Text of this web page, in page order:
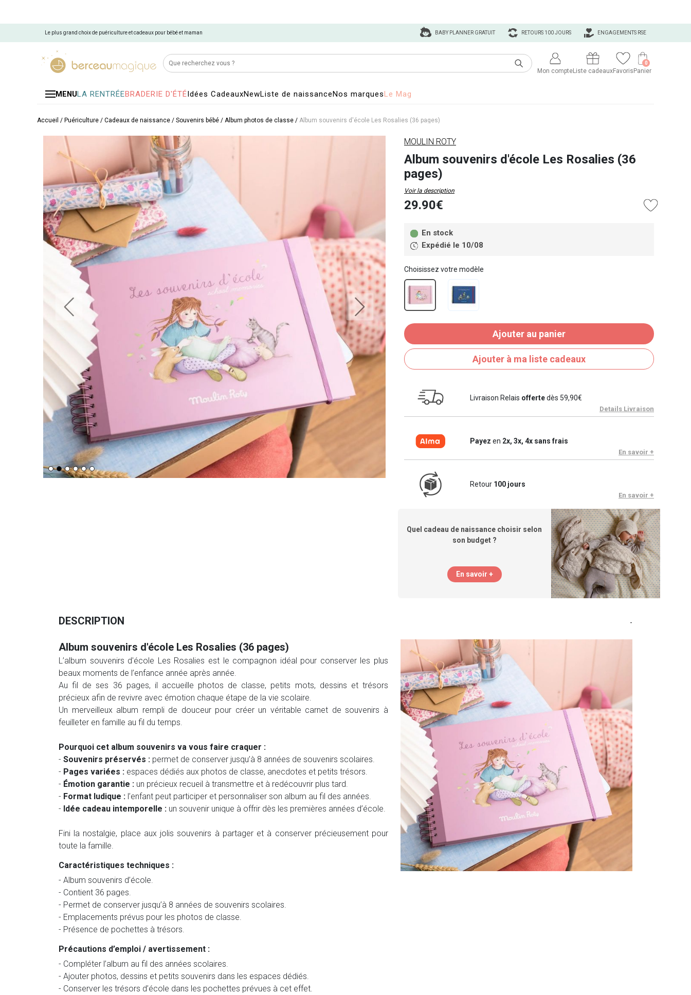
Le plus grand choix de puériculture et cadeaux pour bébé et maman ENGAGEMENTS RSE
RETOURS 100 JOURS
BABY PLANNER GRATUIT
Mon compteListe cadeauxFavoris Panier
0
MENULA RENTRÉEBRADERIE D'ÉTÉIdées CadeauxNewListe de naissanceNos marquesLe Mag
Accueil / Puériculture / Cadeaux de naissance / Souvenirs bébé / Album photos de classe / Album souvenirs d'école Les Rosalies (36 pages)
MOULIN ROTY
Album souvenirs d'école Les Rosalies (36
pages)
Voir la description
29.90€
En stock
Expédié le 10/08
Choisissez votre modèle
Ajouter au panier
Ajouter à ma liste cadeaux
Livraison Relais offertedès 59,90€
Details Livraison
Payez en 2x, 3x, 4x sans frais
En savoir +
Retour 100 jours
En savoir +
Quel cadeau de naissance choisir selon
son budget ?
En savoir +
DESCRIPTION -
Album souvenirs d'école Les Rosalies (36 pages)
L’album souvenirs d'école Les Rosalies est le compagnon idéal pour conserver les plus
beaux moments de l’enfance année après année.
Au fil de ses 36 pages, il accueille photos de classe, petits mots, dessins et trésors
précieux afin de revivre avec émotion chaque étape de la vie scolaire.
Un merveilleux album rempli de douceur pour créer un véritable carnet de souvenirs à
feuilleter en famille au fil du temps.
Pourquoi cet album souvenirs va vous faire craquer :
- Souvenirs préservés : permet de conserver jusqu’à 8 années de souvenirs scolaires.
- Pages variées : espaces dédiés aux photos de classe, anecdotes et petits trésors.
- Émotion garantie : un précieux recueil à transmettre et à redécouvrir plus tard.
- Format ludique : l’enfant peut participer et personnaliser son album au fil des années.
- Idée cadeau intemporelle : un souvenir unique à offrir dès les premières années d’école.
Fini la nostalgie, place aux jolis souvenirs à partager et à conserver précieusement pour
toute la famille.
Caractéristiques techniques :
- Album souvenirs d’école.
- Contient 36 pages.
- Permet de conserver jusqu’à 8 années de souvenirs scolaires.
- Emplacements prévus pour les photos de classe.
- Présence de pochettes à trésors.
Précautions d’emploi / avertissement :
- Compléter l’album au fil des années scolaires.
- Ajouter photos, dessins et petits souvenirs dans les espaces dédiés.
- Conserver les trésors d’école dans les pochettes prévues à cet effet.